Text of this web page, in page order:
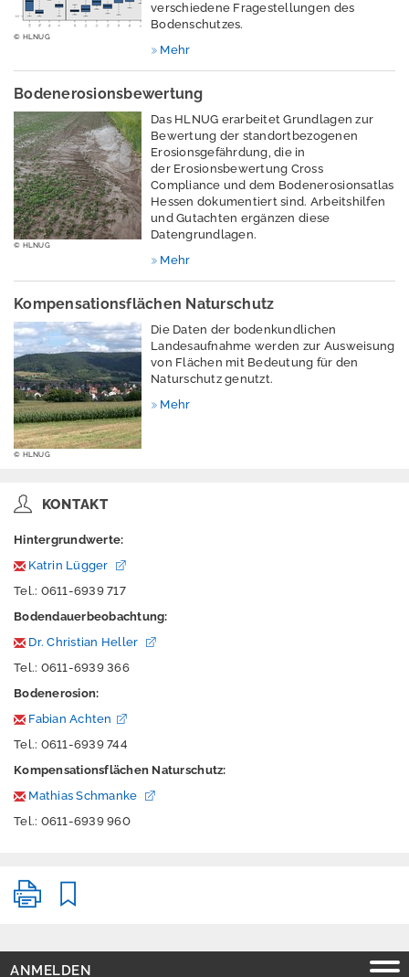
Klimawandel und
Anpassung
Lärm
Luft
Nachhaltigkeit /
Indikatoren
Naturschutz -
Zentrum für
Artenvielfalt
und
Kreislaufwirtschaft,
Abfall
Strahlenschutz
Wasser
Windenergie
e
s
s
w
e
rt
e
P
u
b
li
a
ti
o
n
Ü
b
r
u
© HLNUG
verschiedene Fragestellungen des
Bodenschutzes.
Mehr
Bodenerosionsbewertung
© HLNUG
Das HLNUG erarbeitet Grundlagen zur
Bewertung der standortbezogenen
Erosionsgefährdung, die in
der Erosionsbewertung Cross
Compliance und dem Bodenerosionsatlas
Hessen dokumentiert sind. Arbeitshilfen
und Gutachten ergänzen diese
Datengrundlagen.
Mehr
Kompensationsflächen Naturschutz
© HLNUG
Die Daten der bodenkundlichen
Landesaufnahme werden zur Ausweisung
von Flächen mit Bedeutung für den
Naturschutz genutzt.
Mehr
KONTAKT
Hintergrundwerte:
Katrin Lügger
Tel.: 0611-6939 717
Bodendauerbeobachtung:
Dr. Christian Heller
Tel.: 0611-6939 366
Bodenerosion:
Fabian Achten
Tel.: 0611-6939 744
Kompensationsflächen Naturschutz:
Mathias Schmanke
Tel.: 0611-6939 960
ANMELDEN